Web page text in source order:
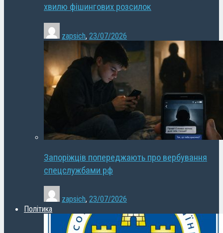
хвилю фішингових розсилок
zapsich, 23/07/2026
Запоріжців попереджають про вербування
спецслужбами рф
zapsich, 23/07/2026
Політика